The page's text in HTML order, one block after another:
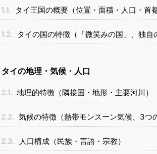
1.1. タイ王国の概要（位置・面積・人口・首都
1.2. タイの国の特徴（「微笑みの国」、独自
タイの地理・気候・人口
2.1. 地理的特徴（隣接国・地形・主要河川）
2.2. 気候の特徴（熱帯モンスーン気候、3つ
2.3. 人口構成（民族・言語・宗教）